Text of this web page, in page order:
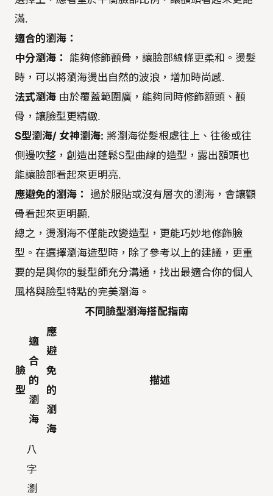
滿.
適合的瀏海：
中分瀏海：
能夠修飾顴骨，讓臉部線條更柔和。燙髮
時，可以將瀏海燙出自然的波浪，增加時尚感.
法式瀏海 由於覆蓋範圍廣，能夠同時修飾額頭、顴
骨，讓臉型更精緻.
S型瀏海/ 女神瀏海: 將瀏海從髮根處往上、往後或往
側邊吹整，創造出蓬鬆S型曲線的造型，露出額頭也
能讓臉部看起來更明亮.
應避免的瀏海：
過於服貼或沒有層次的瀏海，會讓顴
骨看起來更明顯.
總之，燙瀏海不僅能改變造型，更能巧妙地修飾臉
型。在選擇瀏海造型時，除了參考以上的建議，更重
要的是與你的髮型師充分溝通，找出最適合你的個人
風格與臉型特點的完美瀏海。
不同臉型瀏海搭配指南
臉
型
適
合
的
瀏
海
應
避
免
的
瀏
海
描述
八
字
瀏